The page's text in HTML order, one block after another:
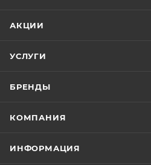
АКЦИИ
УСЛУГИ
БРЕНДЫ
КОМПАНИЯ
ИНФОРМАЦИЯ